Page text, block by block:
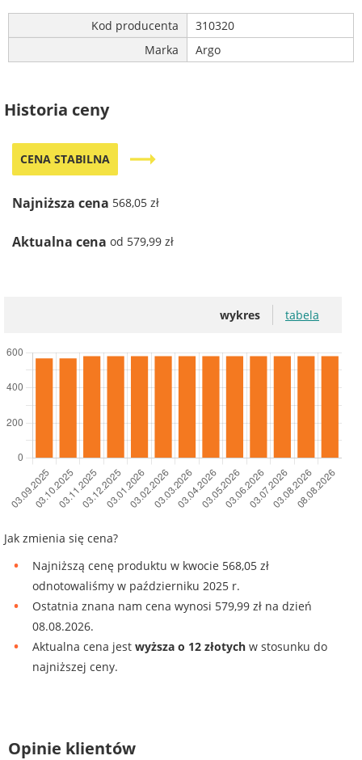
Kod producenta
310320
Marka
Argo
Historia ceny
CENA STABILNA trending_flat
Najniższa cena 568,05 zł
Aktualna cena od 579,99 zł
wykres tabela
Jak zmienia się cena?
Najniższą cenę produktu w kwocie 568,05 zł
odnotowaliśmy w październiku 2025 r.
Ostatnia znana nam cena wynosi 579,99 zł na dzień
08.08.2026.
Aktualna cena jest wyższa o 12 złotych w stosunku do
najniższej ceny.
Opinie klientów